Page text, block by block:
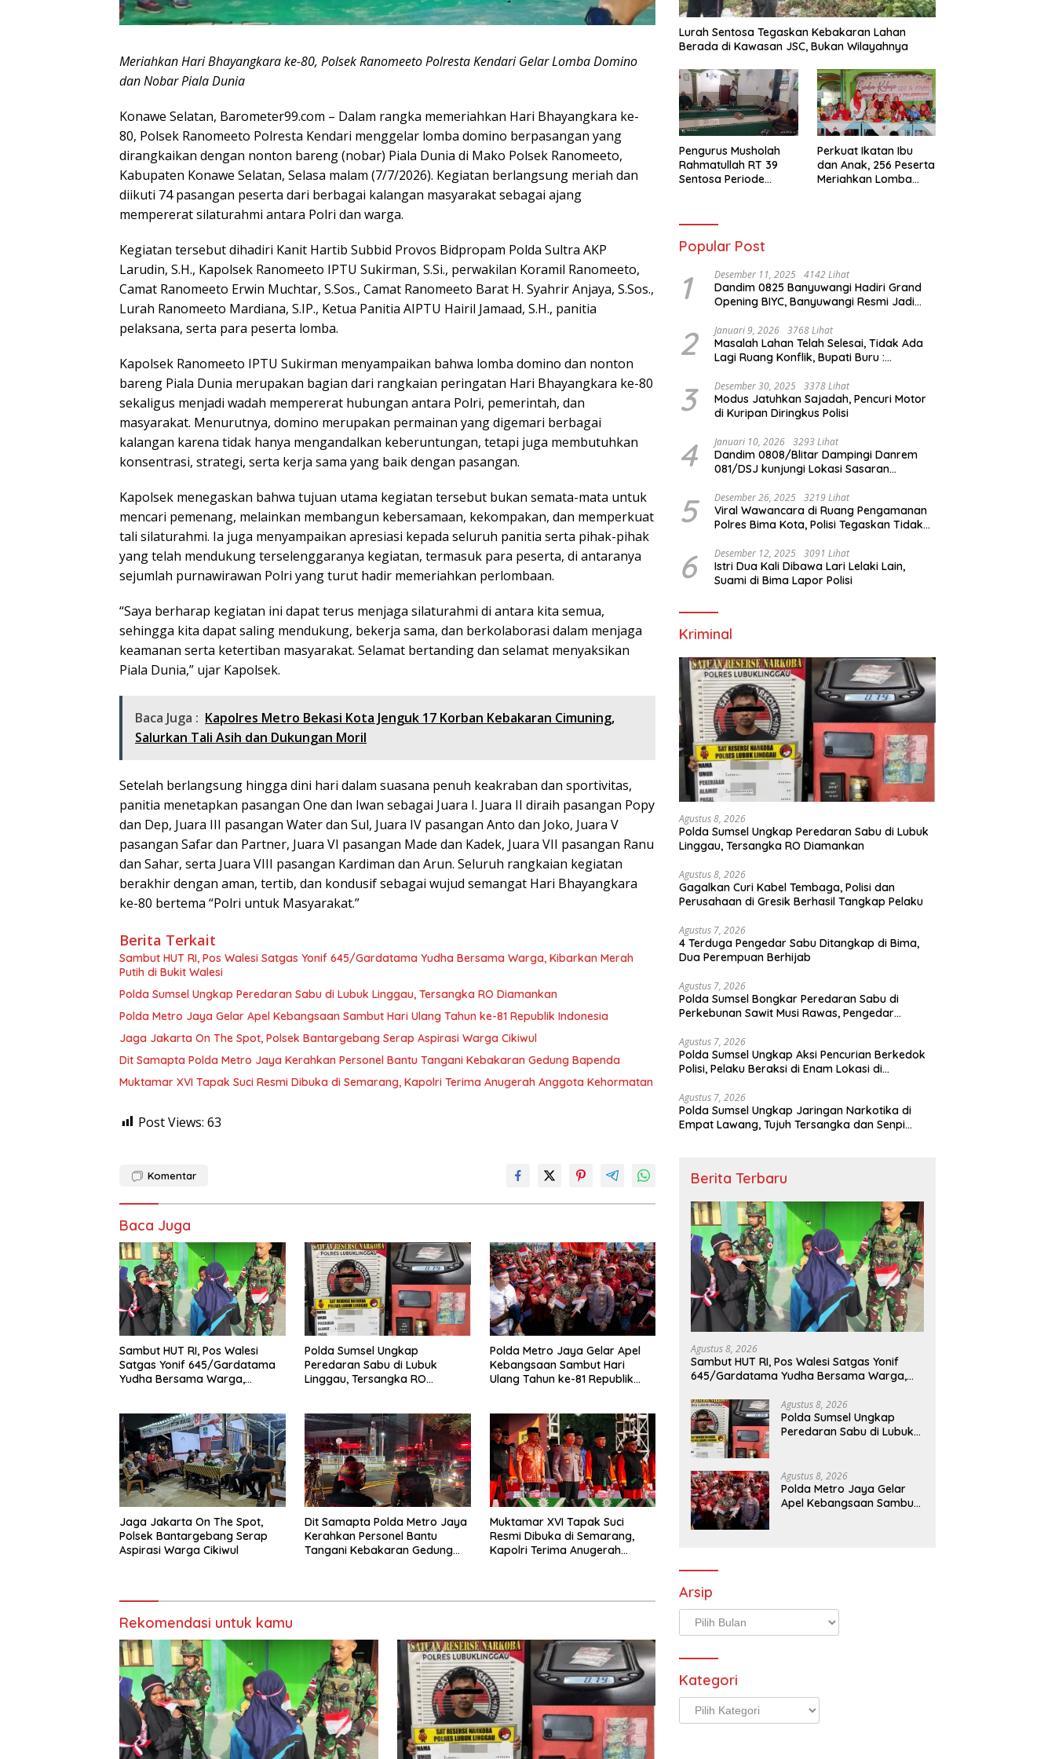
Meriahkan Hari Bhayangkara ke-80, Polsek Ranomeeto Polresta Kendari Gelar Lomba Domino
dan Nobar Piala Dunia
Konawe Selatan, Barometer99.com – Dalam rangka memeriahkan Hari Bhayangkara ke-
80, Polsek Ranomeeto Polresta Kendari menggelar lomba domino berpasangan yang
dirangkaikan dengan nonton bareng (nobar) Piala Dunia di Mako Polsek Ranomeeto,
Kabupaten Konawe Selatan, Selasa malam (7/7/2026). Kegiatan berlangsung meriah dan
diikuti 74 pasangan peserta dari berbagai kalangan masyarakat sebagai ajang
mempererat silaturahmi antara Polri dan warga.
Kegiatan tersebut dihadiri Kanit Hartib Subbid Provos Bidpropam Polda Sultra AKP
Larudin, S.H., Kapolsek Ranomeeto IPTU Sukirman, S.Si., perwakilan Koramil Ranomeeto,
Camat Ranomeeto Erwin Muchtar, S.Sos., Camat Ranomeeto Barat H. Syahrir Anjaya, S.Sos.,
Lurah Ranomeeto Mardiana, S.IP., Ketua Panitia AIPTU Hairil Jamaad, S.H., panitia
pelaksana, serta para peserta lomba.
Kapolsek Ranomeeto IPTU Sukirman menyampaikan bahwa lomba domino dan nonton
bareng Piala Dunia merupakan bagian dari rangkaian peringatan Hari Bhayangkara ke-80
sekaligus menjadi wadah mempererat hubungan antara Polri, pemerintah, dan
masyarakat. Menurutnya, domino merupakan permainan yang digemari berbagai
kalangan karena tidak hanya mengandalkan keberuntungan, tetapi juga membutuhkan
konsentrasi, strategi, serta kerja sama yang baik dengan pasangan.
Kapolsek menegaskan bahwa tujuan utama kegiatan tersebut bukan semata-mata untuk
mencari pemenang, melainkan membangun kebersamaan, kekompakan, dan memperkuat
tali silaturahmi. Ia juga menyampaikan apresiasi kepada seluruh panitia serta pihak-pihak
yang telah mendukung terselenggaranya kegiatan, termasuk para peserta, di antaranya
sejumlah purnawirawan Polri yang turut hadir memeriahkan perlombaan.
“Saya berharap kegiatan ini dapat terus menjaga silaturahmi di antara kita semua,
sehingga kita dapat saling mendukung, bekerja sama, dan berkolaborasi dalam menjaga
keamanan serta ketertiban masyarakat. Selamat bertanding dan selamat menyaksikan
Piala Dunia,” ujar Kapolsek.
Baca Juga : Kapolres Metro Bekasi Kota Jenguk 17 Korban Kebakaran Cimuning,
Salurkan Tali Asih dan Dukungan Moril
Setelah berlangsung hingga dini hari dalam suasana penuh keakraban dan sportivitas,
panitia menetapkan pasangan One dan Iwan sebagai Juara I. Juara II diraih pasangan Popy
dan Dep, Juara III pasangan Water dan Sul, Juara IV pasangan Anto dan Joko, Juara V
pasangan Safar dan Partner, Juara VI pasangan Made dan Kadek, Juara VII pasangan Ranu
dan Sahar, serta Juara VIII pasangan Kardiman dan Arun. Seluruh rangkaian kegiatan
berakhir dengan aman, tertib, dan kondusif sebagai wujud semangat Hari Bhayangkara
ke-80 bertema “Polri untuk Masyarakat.”
Berita Terkait
Sambut HUT RI, Pos Walesi Satgas Yonif 645/Gardatama Yudha Bersama Warga, Kibarkan Merah
Putih di Bukit Walesi
Polda Sumsel Ungkap Peredaran Sabu di Lubuk Linggau, Tersangka RO Diamankan
Polda Metro Jaya Gelar Apel Kebangsaan Sambut Hari Ulang Tahun ke-81 Republik Indonesia
Jaga Jakarta On The Spot, Polsek Bantargebang Serap Aspirasi Warga Cikiwul
Dit Samapta Polda Metro Jaya Kerahkan Personel Bantu Tangani Kebakaran Gedung Bapenda
Muktamar XVI Tapak Suci Resmi Dibuka di Semarang, Kapolri Terima Anugerah Anggota Kehormatan
Post Views: 63
Komentar
Baca Juga
Sambut HUT RI, Pos Walesi
Satgas Yonif 645/Gardatama
Yudha Bersama Warga,
Polda Sumsel Ungkap
Peredaran Sabu di Lubuk
Linggau, Tersangka RO
Polda Metro Jaya Gelar Apel
Kebangsaan Sambut Hari
Ulang Tahun ke-81 Republik
Jaga Jakarta On The Spot,
Polsek Bantargebang Serap
Aspirasi Warga Cikiwul
Dit Samapta Polda Metro Jaya
Kerahkan Personel Bantu
Tangani Kebakaran Gedung
Muktamar XVI Tapak Suci
Resmi Dibuka di Semarang,
Kapolri Terima Anugerah
Rekomendasi untuk kamu
Lurah Sentosa Tegaskan Kebakaran Lahan
Berada di Kawasan JSC, Bukan Wilayahnya
Pengurus Musholah
Rahmatullah RT 39
Sentosa Periode
Perkuat Ikatan Ibu
dan Anak, 256 Peserta
Meriahkan Lomba
Popular Post
1 Desember 11, 2025 4142 Lihat
Dandim 0825 Banyuwangi Hadiri Grand
Opening BIYC, Banyuwangi Resmi Jadi
2 Januari 9, 2026 3768 Lihat
Masalah Lahan Telah Selesai, Tidak Ada
Lagi Ruang Konflik, Bupati Buru :
Januari 2026
3 Desember 30, 2025 3378 Lihat
Modus Jatuhkan Sajadah, Pencuri Motor
di Kuripan Diringkus Polisi
4 Januari 10, 2026 3293 Lihat
Dandim 0808/Blitar Dampingi Danrem
081/DSJ kunjungi Lokasi Sasaran
Blitar
5 Desember 26, 2025 3219 Lihat
Viral Wawancara di Ruang Pengamanan
Polres Bima Kota, Polisi Tegaskan Tidak
6 Desember 12, 2025 3091 Lihat
Istri Dua Kali Dibawa Lari Lelaki Lain,
Suami di Bima Lapor Polisi
Kriminal
Agustus 8, 2026
Polda Sumsel Ungkap Peredaran Sabu di Lubuk
Linggau, Tersangka RO Diamankan
Agustus 8, 2026
Gagalkan Curi Kabel Tembaga, Polisi dan
Perusahaan di Gresik Berhasil Tangkap Pelaku
Agustus 7, 2026
4 Terduga Pengedar Sabu Ditangkap di Bima,
Dua Perempuan Berhijab
Agustus 7, 2026
Polda Sumsel Bongkar Peredaran Sabu di
Perkebunan Sawit Musi Rawas, Pengedar
Timbangan Digital
Agustus 7, 2026
Polda Sumsel Ungkap Aksi Pencurian Berkedok
Polisi, Pelaku Beraksi di Enam Lokasi di
Agustus 7, 2026
Polda Sumsel Ungkap Jaringan Narkotika di
Empat Lawang, Tujuh Tersangka dan Senpi
Berita Terbaru
Agustus 8, 2026
Sambut HUT RI, Pos Walesi Satgas Yonif
645/Gardatama Yudha Bersama Warga,
Agustus 8, 2026
Polda Sumsel Ungkap
Peredaran Sabu di Lubuk
Agustus 8, 2026
Polda Metro Jaya Gelar
Apel Kebangsaan Sambut
Arsip
Arsip
Kategori
Kategori